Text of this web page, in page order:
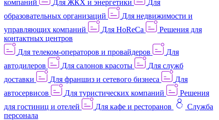
компаний
Для ЖКХ и энергетики
Для
образовательных организаций
Для недвижимости и
управляющих компаний
Для HoReCa
Решения для
контактных центров
Для телеком-операторов и провайдеров
Для
автодилеров
Для салонов красоты
Для служб
доставки
Для франшиз и сетевого бизнеса
Для
автосервисов
Для туристических компаний
Решения
для гостиниц и отелей
Для кафе и ресторанов
Служба
персонала